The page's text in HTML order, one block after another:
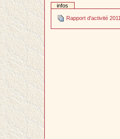
infos
Rapport d'activité 2011